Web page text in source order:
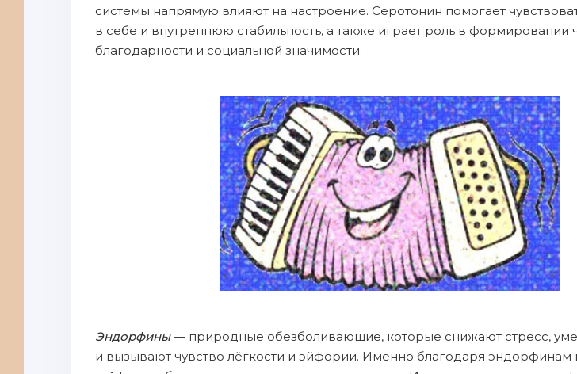
системы напрямую влияют на настроение. Серотонин помогает
в себе и внутреннюю стабильность, а также играет роль в формировании
благодарности и социальной значимости.
Эндорфины— природные обезболивающие, которые снижают стресс,
и вызывают чувство лёгкости и эйфории. Именно благодаря